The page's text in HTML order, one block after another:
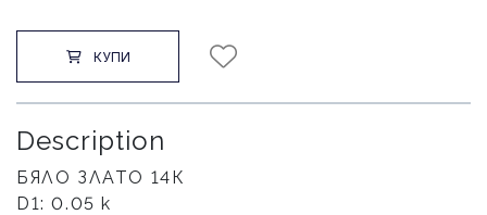
КУПИ
Description
БЯЛО ЗЛАТО 14К
D1: 0.05 к